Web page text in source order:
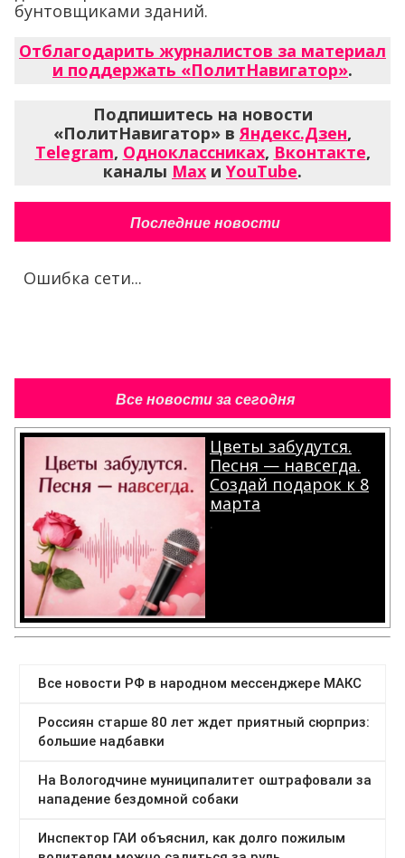
бунтовщиками зданий.
Отблагодарить журналистов за материал
и поддержать «ПолитНавигатор».
Подпишитесь на новости
«ПолитНавигатор» вЯндекс.Дзен,
Telegram, Одноклассниках, Вконтакте,
каналы Max и YouTube.
Последние новости
Ошибка сети...
Все новости за сегодня
Цветы забудутся.
Песня — навсегда.
Создай подарок к 8
марта
.